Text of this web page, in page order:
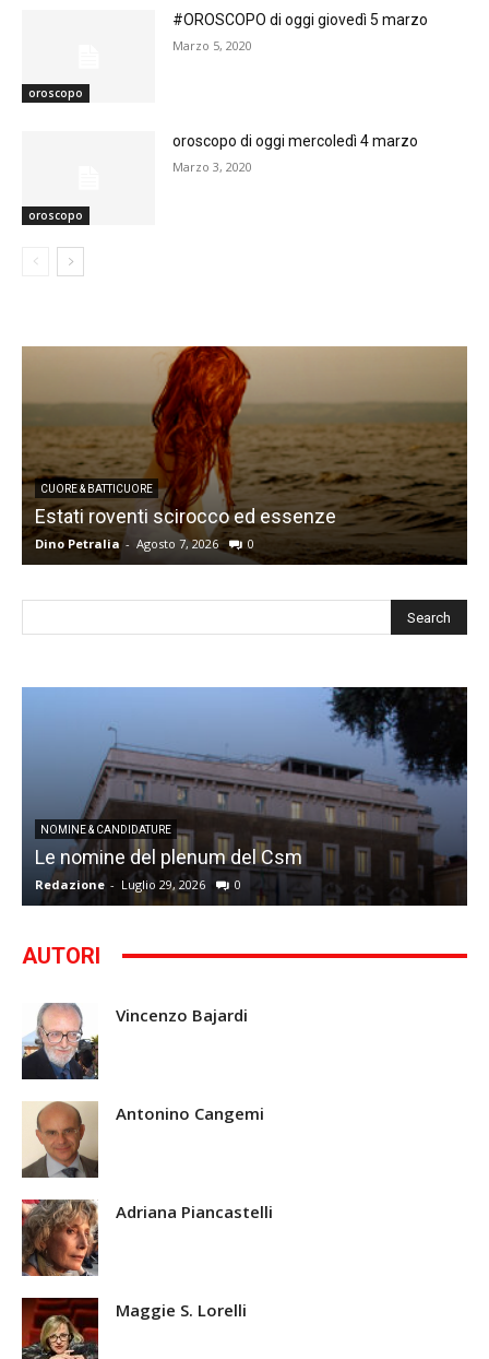
oroscopo
#OROSCOPO di oggi giovedì 5 marzo
Marzo 5, 2020
oroscopo
oroscopo di oggi mercoledì 4 marzo
Marzo 3, 2020
CUORE & BATTICUORE
Estati roventi scirocco ed essenze
Dino Petralia - Agosto 7, 2026 0
NOMINE & CANDIDATURE
Le nomine del plenum del Csm
Redazione - Luglio 29, 2026 0
AUTORI
Vincenzo Bajardi
Antonino Cangemi
Adriana Piancastelli
Maggie S. Lorelli